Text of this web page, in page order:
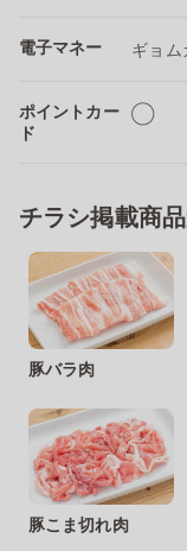
電子マネー ギョム
ポイントカー
ド
◯
チラシ掲載商
豚バラ肉
豚こま切れ肉